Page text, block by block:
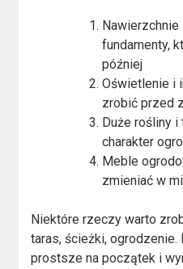
fundamenty,
później
Oświetlenie i
zrobić przed
Duże rośliny
charakter
Meble
zmieniać w
Niektóre rzeczy warto
taras, ścieżki, ogrodzenie.
prostsze na początek i